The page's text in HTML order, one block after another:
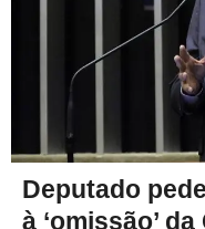
Deputado
à ‘omissão’